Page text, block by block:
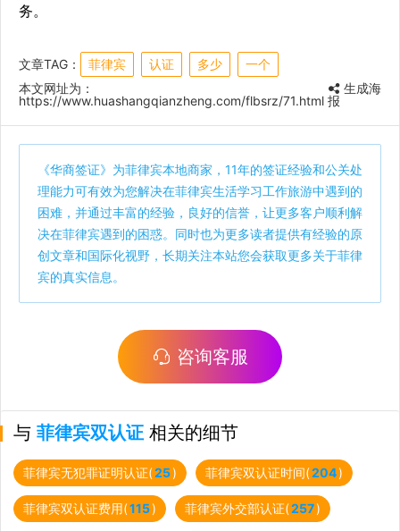
务。
文章TAG： 菲律宾 认证 多少
一个
本文网址为：
https://www.huashangqianzheng.com/flbsrz/71.html
生成海
报
《华商签证》为菲律宾本地商家，11年的签证经验和公关处
理能力可有效为您解决在菲律宾生活学习工作旅游中遇到的
困难，并通过丰富的经验，良好的信誉，让更多客户顺利解
决在菲律宾遇到的困惑。同时也为更多读者提供有经验的原
创文章和国际化视野，长期关注本站您会获取更多关于菲律
宾的真实信息。
咨询客服
与 菲律宾双认证 相关的细节
菲律宾无犯罪证明认证(25) 菲律宾双认证时间(204)
菲律宾双认证费用(115) 菲律宾外交部认证(257)